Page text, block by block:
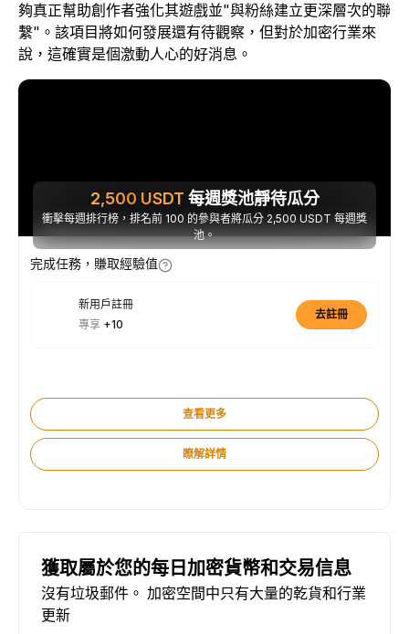
夠真正幫助創作者強化其遊戲並"與粉絲建立更深層次的聯
繫"。該項目將如何發展還有待觀察，但對於加密行業來
說，這確實是個激動人心的好消息。
2,500 USDT 每週獎池靜待瓜分
衝擊每週排行榜，排名前 100 的參與者將瓜分 2,500 USDT 每週獎
池。
完成任務，賺取經驗值
新用戶註冊
專享 +10
去註冊
查看更多
瞭解詳情
獲取屬於您的每日加密貨幣和交易信息
沒有垃圾郵件。 加密空間中只有大量的乾貨和行業
更新